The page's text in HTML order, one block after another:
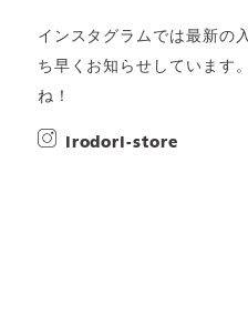
インスタグラムでは最新の
ち早くお知らせしています
ね！
irodori-store